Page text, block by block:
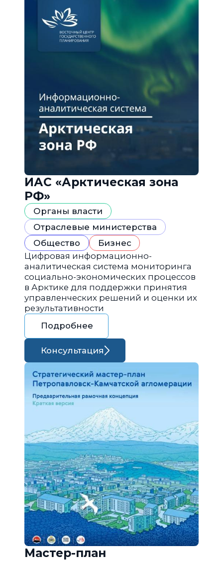
ИАС «Арктическая зона
РФ»
Органы власти
Отраслевые министерства
Общество
Бизнес
Цифровая информационно-
аналитическая система мониторинга
социально-экономических процессов
в Арктике для поддержки принятия
управленческих решений и оценки их
результативности
Подробнее
Консультация
Мастер-план